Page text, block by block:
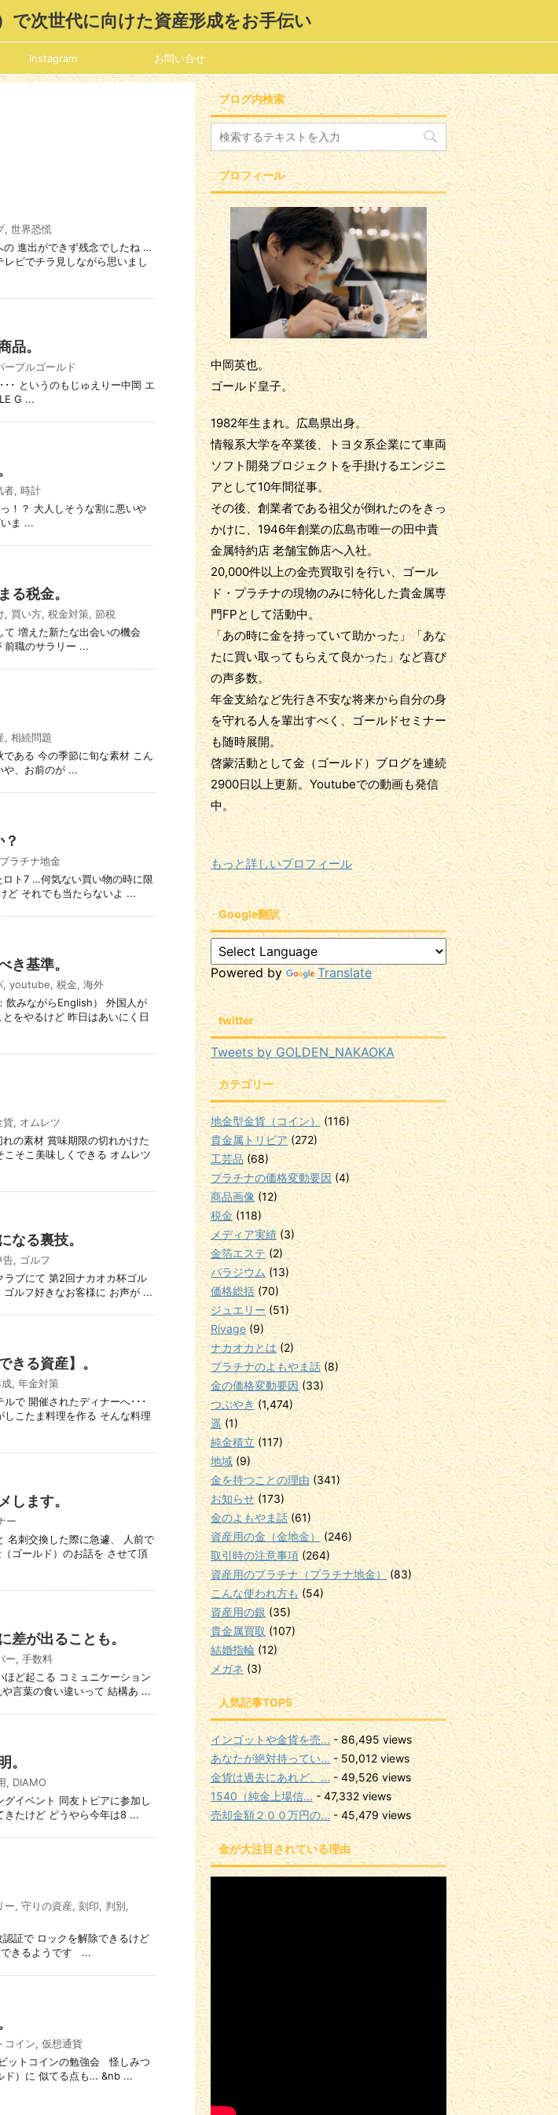
で次世代に向けた資産形成をお手伝い
Instagram お問い合せ
, 世界恐慌
進出ができず残念でしたね …
ビでチラ見しながら思いまし
品。
ープルゴールド
･ というのもじゅえりー中岡 エ
G ...
者, 時計
？ 大人しそうな割に悪いや
ま ...
る税金。
, 買い方, 税金対策, 節税
て 増えた新たな出会いの機会
前職のサラリー ...
, 相続問題
ある 今の季節に旬な素材 こん
、お前のが ...
プラチナ地金
ト7 …何気ない買い物の時に限
ど それでも当たらないよ ...
き基準。
, youtube, 税金, 海外
みながらEnglish） 外国人が
をやるけど 昨日はあいにく日
貨, オムレツ
の素材 賞味期限の切れかけた
そこ美味しくできる オムレツ
なる裏技。
告, ゴルフ
ブにて 第2回ナカオカ杯ゴル
ルフ好きなお客様に お声が ...
きる資産】。
, 年金対策
で 開催されたディナーへ･･･
こたま料理を作る そんな料理
します。
ー
刺交換した際に急遽、 人前で
ゴールド）のお話を させて頂
差が出ることも。
ー, 手数料
ど起こる コミュニケーション
言葉の食い違いって 結構あ ...
。
, DIAMO
イベント 同友トピアに参加し
たけど どうやら今年は8 ...
ー, 守りの資産, 刻印, 判別,
証で ロックを解除できるけど
できるようです ...
コイン, 仮想通貨
ットコインの勉強会 怪しみつ
ド）に 似てる点も… &nb ...
ブログ内検索
プロフィール
中岡英也。
ゴールド皇子。
1982年生まれ。広島県出身。
情報系大学を卒業後、トヨタ系企業にて車両
ソフト開発プロジェクトを手掛けるエンジニ
アとして10年間従事。
その後、創業者である祖父が倒れたのをきっ
かけに、1946年創業の広島市唯一の田中貴
金属特約店 老舗宝飾店へ入社。
20,000件以上の金売買取引を行い、ゴール
ド・プラチナの現物のみに特化した貴金属専
門FPとして活動中。
「あの時に金を持っていて助かった」「あな
たに買い取ってもらえて良かった」など喜び
の声多数。
年金支給など先行き不安な将来から自分の身
を守れる人を輩出すべく、ゴールドセミナー
も随時展開。
啓蒙活動として金（ゴールド）ブログを連続
2900日以上更新。Youtubeでの動画も発信
中。
もっと詳しいプロフィール
Google翻訳
Powered by Translate
twitter
Tweets by GOLDEN_NAKAOKA
カテゴリー
地金型金貨（コイン）
(116)
貴金属トリビア(272)
工芸品 (68)
プラチナの価格変動要因 (4)
商品画像 (12)
税金 (118)
メディア実績 (3)
金箔エステ (2)
パラジウム (13)
価格総括 (70)
ジュエリー (51)
Rivage (9)
ナカオカとは(2)
プラチナのよもやま話 (8)
金の価格変動要因 (33)
つぶやき (1,474)
遥 (1)
純金積立 (117)
地域 (9)
金を持つことの理由 (341)
お知らせ (173)
金のよもやま話(61)
資産用の金（金地金）
(246)
取引時の注意事項 (264)
資産用のプラチナ（プラチナ地金）
(83)
こんな使われ方も (54)
資産用の銀 (35)
貴金属買取 (107)
結婚指輪 (12)
メガネ (3)
人気記事TOP5
インゴットや金貨を売... - 86,495 views
あなたが絶対持ってい... - 50,012 views
金貨は過去にあれど、... - 49,526 views
1540（純金上場信... - 47,332 views
売却金額２００万円の... - 45,479 views
金が大注目されている理由